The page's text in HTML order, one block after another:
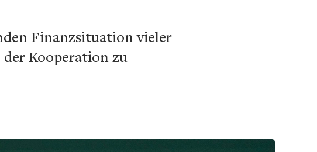
Finanzsituation vieler
der Kooperation zu